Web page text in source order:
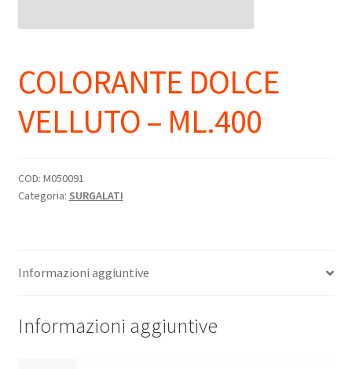
COLORANTE DOLCE
VELLUTO – ML.400
COD: M050091
Categoria: SURGALATI
Informazioni aggiuntive
Informazioni aggiuntive